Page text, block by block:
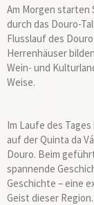
Am Morgen starten
durch das Douro-
Flusslauf des
Herrenhäuser
Wein- und
Weise.
Im Laufe des
auf der Quinta da
Douro. Beim
spannende
Geschichte – eine
Geist dieser Region.